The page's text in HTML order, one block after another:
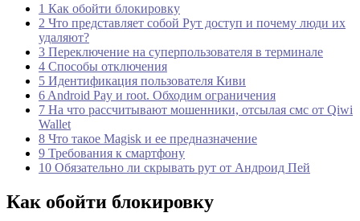
1 Как обойти блокировку
2 Что представляет собой Рут доступ и почему люди их
удаляют?
3 Переключение на суперпользователя в терминале
4 Способы отключения
5 Идентификация пользователя Киви
6 Android Pay и root. Обходим ограничения
7 На что рассчитывают мошенники, отсылая смс от Qiwi
Wallet
8 Что такое Magisk и ее предназначение
9 Требования к смартфону
10 Обязательно ли скрывать рут от Андроид Пей
Как обойти блокировку